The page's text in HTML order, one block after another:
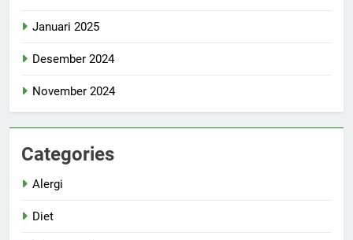
Januari 2025
Desember 2024
November 2024
Categories
Alergi
Diet